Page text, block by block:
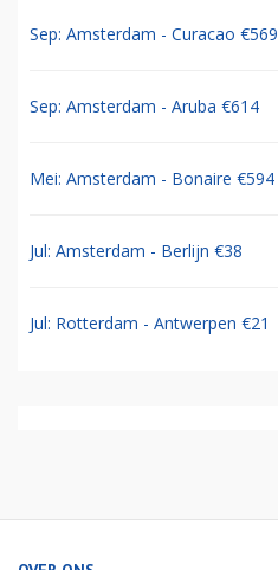
Sep: Amsterdam - Curacao €569
Sep: Amsterdam - Aruba €614
Mei: Amsterdam - Bonaire €594
Jul: Amsterdam - Berlijn €38
Jul: Rotterdam - Antwerpen €21